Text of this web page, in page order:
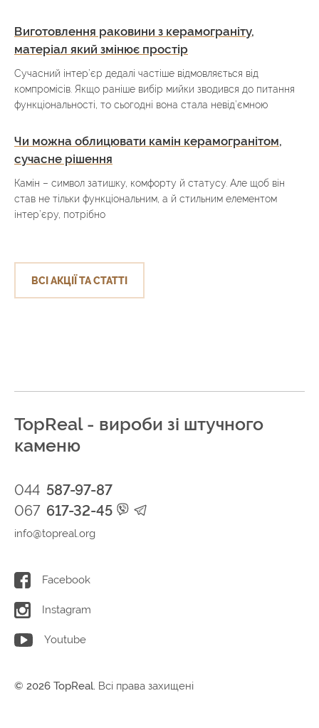
Виготовлення раковини з керамограніту,
матеріал який змінює простір
Сучасний інтер’єр дедалі частіше відмовляється від
компромісів. Якщо раніше вибір мийки зводився до питання
функціональності, то сьогодні вона стала невід’ємною
Чи можна облицювати камін керамогранітом,
сучасне рішення
Камін – символ затишку, комфорту й статусу. Але щоб він
став не тільки функціональним, а й стильним елементом
інтер’єру, потрібно
ВСІ АКЦІЇ ТА СТАТТІ
TopReal - вироби зі штучного
каменю
044 587-97-87
067 617-32-45
info@topreal.org
Facebook
Instagram
Youtube
© 2026 TopReal. Всі права захищені